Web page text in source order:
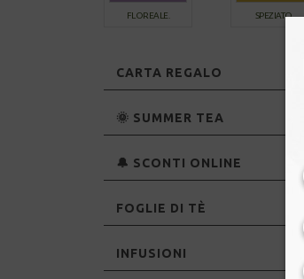
FLOREALE. SPEZIATO.
CARTA REGALO
🌞 SUMMER TEA
🔔 SCONTI ONLINE
FOGLIE DI TÈ
INFUSIONI